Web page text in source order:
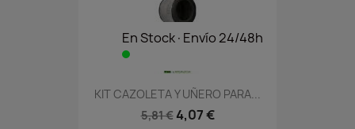
En Stock·Envío 24/48h
KIT CAZOLETA Y UÑERO PARA...
5,81 € 4,07 €